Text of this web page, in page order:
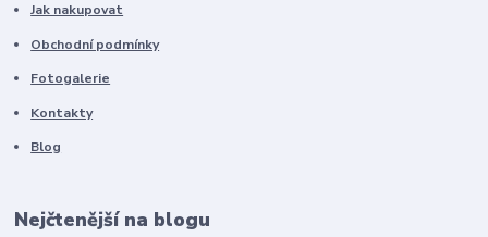
Jak nakupovat
Obchodní podmínky
Fotogalerie
Kontakty
Blog
Nejčtenější na blogu